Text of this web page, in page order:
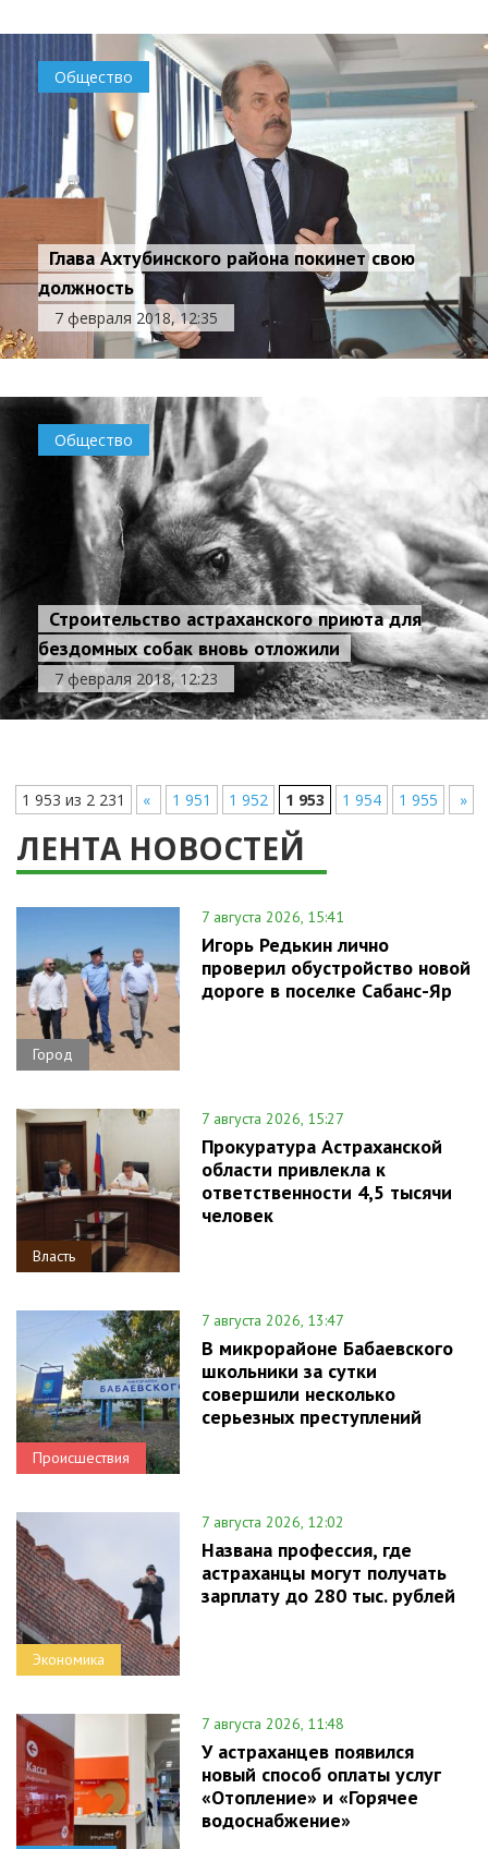
Общество
Глава Ахтубинского района покинет свою
должность
7 февраля 2018, 12:35
Общество
Строительство астраханского приюта для
бездомных собак вновь отложили
7 февраля 2018, 12:23
1 953 из 2 231 « 1 951 1 952 1 953 1 954 1 955 »
ЛЕНТА НОВОСТЕЙ
Город
7 августа 2026, 15:41
Игорь Редькин лично
проверил обустройство новой
дороге в поселке Сабанс-Яр
Власть
7 августа 2026, 15:27
Прокуратура Астраханской
области привлекла к
ответственности 4,5 тысячи
человек
Происшествия
7 августа 2026, 13:47
В микрорайоне Бабаевского
школьники за сутки
совершили несколько
серьезных преступлений
Экономика
7 августа 2026, 12:02
Названа профессия, где
астраханцы могут получать
зарплату до 280 тыс. рублей
7 августа 2026, 11:48
У астраханцев появился
новый способ оплаты услуг
«Отопление» и «Горячее
водоснабжение»